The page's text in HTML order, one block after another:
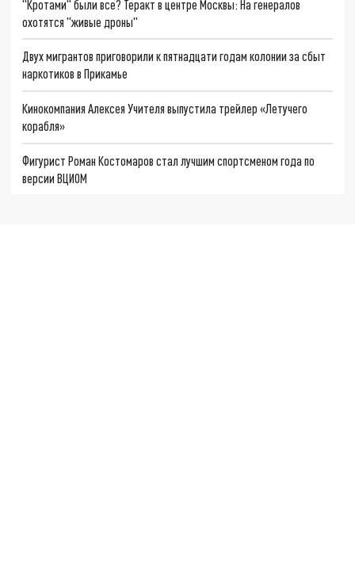
"Кротами" были все? Теракт в центре Москвы: На генералов
охотятся "живые дроны"
Двух мигрантов приговорили к пятнадцати годам колонии за сбыт
наркотиков в Прикамье
Кинокомпания Алексея Учителя выпустила трейлер «Летучего
корабля»
Фигурист Роман Костомаров стал лучшим спортсменом года по
версии ВЦИОМ